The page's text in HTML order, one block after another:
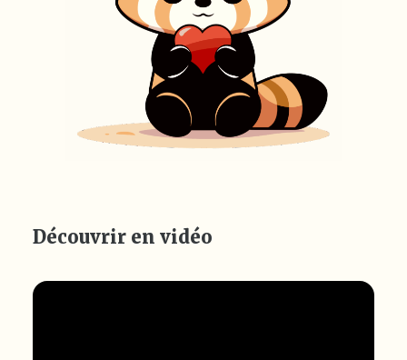
Découvrir en vidéo